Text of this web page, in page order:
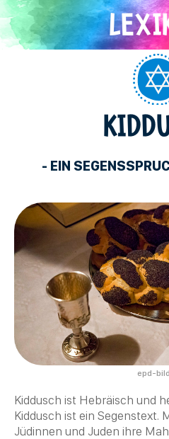
Direkt
zum
Inhalt
- EIN
epd-
Kiddusch ist Hebräisch und
Kiddusch ist ein Segenstext.
Jüdinnen und Juden ihre